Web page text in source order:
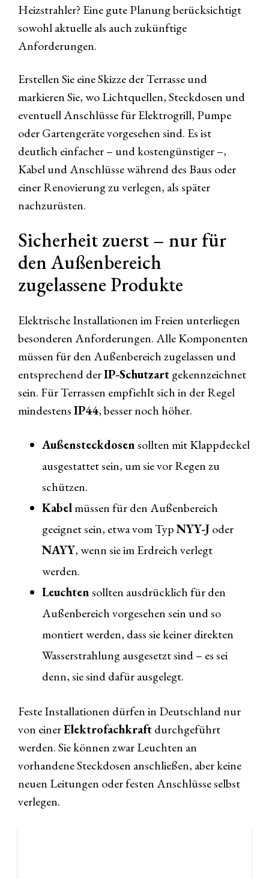
Heizstrahler? Eine gute Planung berücksichtigt
sowohl aktuelle als auch zukünftige
Anforderungen.
Erstellen Sie eine Skizze der Terrasse und
markieren Sie, wo Lichtquellen, Steckdosen und
eventuell Anschlüsse für Elektrogrill, Pumpe
oder Gartengeräte vorgesehen sind. Es ist
deutlich einfacher – und kostengünstiger –,
Kabel und Anschlüsse während des Baus oder
einer Renovierung zu verlegen, als später
nachzurüsten.
Sicherheit zuerst – nur für
den Außenbereich
zugelassene Produkte
Elektrische Installationen im Freien unterliegen
besonderen Anforderungen. Alle Komponenten
müssen für den Außenbereich zugelassen und
entsprechend derIP-Schutzartgekennzeichnet
sein. Für Terrassen empfiehlt sich in der Regel
mindestensIP44, besser noch höher.
Außensteckdosensollten mit Klappdeckel
ausgestattet sein, um sie vor Regen zu
schützen.
Kabelmüssen für den Außenbereich
geeignet sein, etwa vom TypNYY-Joder
NAYY, wenn sie im Erdreich verlegt
werden.
Leuchtensollten ausdrücklich für den
Außenbereich vorgesehen sein und so
montiert werden, dass sie keiner direkten
Wasserstrahlung ausgesetzt sind – es sei
denn, sie sind dafür ausgelegt.
Feste Installationen dürfen in Deutschland nur
von einerElektrofachkraftdurchgeführt
werden. Sie können zwar Leuchten an
vorhandene Steckdosen anschließen, aber keine
neuen Leitungen oder festen Anschlüsse selbst
verlegen.